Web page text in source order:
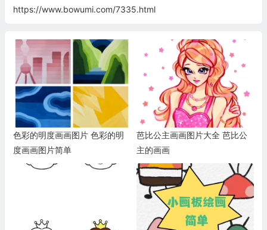
https://www.bowumi.com/7335.html
色彩的明度画画图片 色彩的明
度画画图片简单
芭比公主画画图片大全 芭比公
主的画画